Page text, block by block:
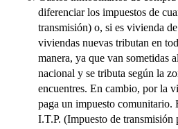
diferenciar los impuestos de
transmisión) o, si es vivienda
viviendas nuevas tributan en
manera, ya que van sometidas
nacional y se tributa según la
encuentres. En cambio, por la
paga un impuesto comunitario.
I.T.P. (Impuesto de